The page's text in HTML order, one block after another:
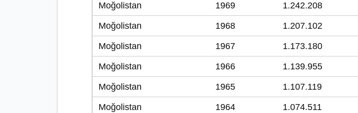
Moğolistan 1969 1.242.208
Moğolistan 1968 1.207.102
Moğolistan 1967 1.173.180
Moğolistan 1966 1.139.955
Moğolistan 1965 1.107.119
Moğolistan 1964 1.074.511